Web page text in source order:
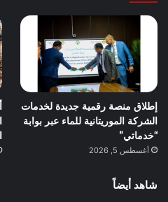
إطلاق منصة رقمية جديدة لخدمات
الشركة الموريتانية للماء عبر بوابة
“خدماتي”
أغسطس 5, 2026
شاهد أيضاً